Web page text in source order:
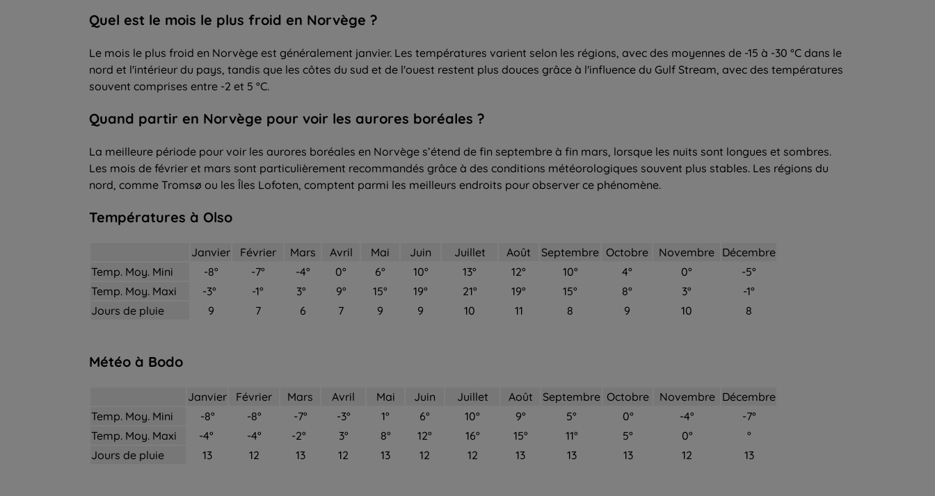
Quel est le mois le plus froid en Norvège ?
Le mois le plus froid en Norvège est généralement janvier. Les températures varient selon les régions, avec des moyennes de -15 à -30 °C dans le
nord et l'intérieur du pays, tandis que les côtes du sud et de l'ouest restent plus douces grâce à l'influence du Gulf Stream, avec des températures
souvent comprises entre -2 et 5 °C.
Quand partir en Norvège pour voir les aurores boréales ?
La meilleure période pour voir les aurores boréales en Norvège s’étend de fin septembre à fin mars, lorsque les nuits sont longues et sombres.
Les mois de février et mars sont particulièrement recommandés grâce à des conditions météorologiques souvent plus stables. Les régions du
nord, comme Tromsø ou les Îles Lofoten, comptent parmi les meilleurs endroits pour observer ce phénomène.
Températures à Olso
Janvier Février Mars Avril Mai Juin Juillet Août Septembre Octobre Novembre Décembre
Temp. Moy. Mini
-8° -7° -4° 0° 6° 10° 13° 12° 10° 4° 0°
-5°
Temp. Moy. Maxi
-3° -1° 3° 9° 15° 19° 21° 19° 15° 8° 3°
-1°
Jours de pluie
9 7 6 7 9 9 10 11 8 9 10 8
Météo à Bodo
Janvier Février Mars Avril Mai Juin Juillet Août Septembre Octobre Novembre Décembre
Temp. Moy. Mini
-8° -8° -7° -3° 1° 6° 10° 9° 5° 0° -4°
-7°
Temp. Moy. Maxi
-4° -4° -2° 3° 8° 12° 16° 15° 11° 5° 0°
°
Jours de pluie
13 12 13 12 13 12 12 13 13 13 12 13